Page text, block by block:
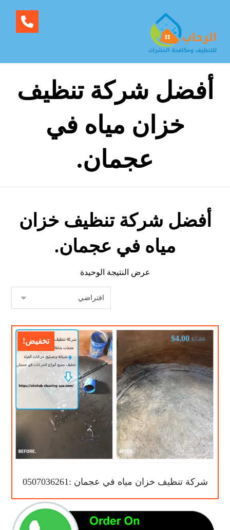
أفضل شركة تنظيف
خزان مياه في
عجمان.
أفضل شركة تنظيف خزان
مياه في عجمان.
عرض النتيجة الوحيدة
تخفيض!
شركة تنظيف خزان مياه في عجمان :0507036261
$7.00
$4.00